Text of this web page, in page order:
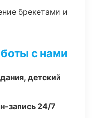
брекетами и
с нами
детский
запись 24/7